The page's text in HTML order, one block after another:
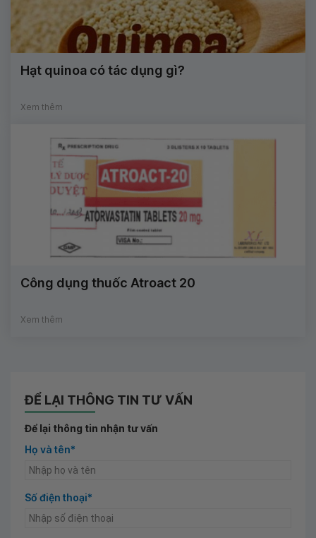
Hạt quinoa có tác dụng gì?
Xem thêm
Công dụng thuốc Atroact 20
Xem thêm
ĐỂ LẠI THÔNG TIN TƯ VẤN
Để lại thông tin nhận tư vấn
Họ và tên*
Số điện thoại*